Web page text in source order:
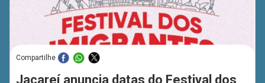
Compartilhe
Jacareí anuncia datas do Festival dos